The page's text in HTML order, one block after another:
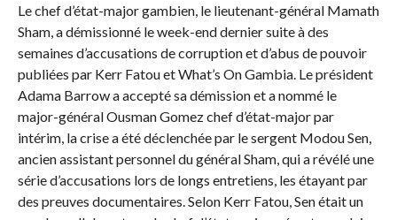
Le chef d’état-major gambien, le lieutenant-général Mamath
Sham, a démissionné le week-end dernier suite à des
semaines d’accusations de corruption et d’abus de pouvoir
publiées par Kerr Fatou et What’s On Gambia. Le président
Adama Barrow a accepté sa démission et a nommé le
major-général Ousman Gomez chef d’état-major par
intérim, la crise a été déclenchée par le sergent Modou Sen,
ancien assistant personnel du général Sham, qui a révélé une
série d’accusations lors de longs entretiens, les étayant par
des preuves documentaires. Selon Kerr Fatou, Sen était un